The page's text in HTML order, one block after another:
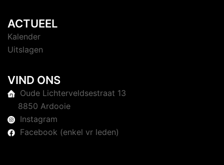
ACTUEEL
Kalender
Uitslagen
VIND ONS
Oude Lichterveldsestraat 13
8850 Ardooie
Instagram
Facebook (enkel vr leden)